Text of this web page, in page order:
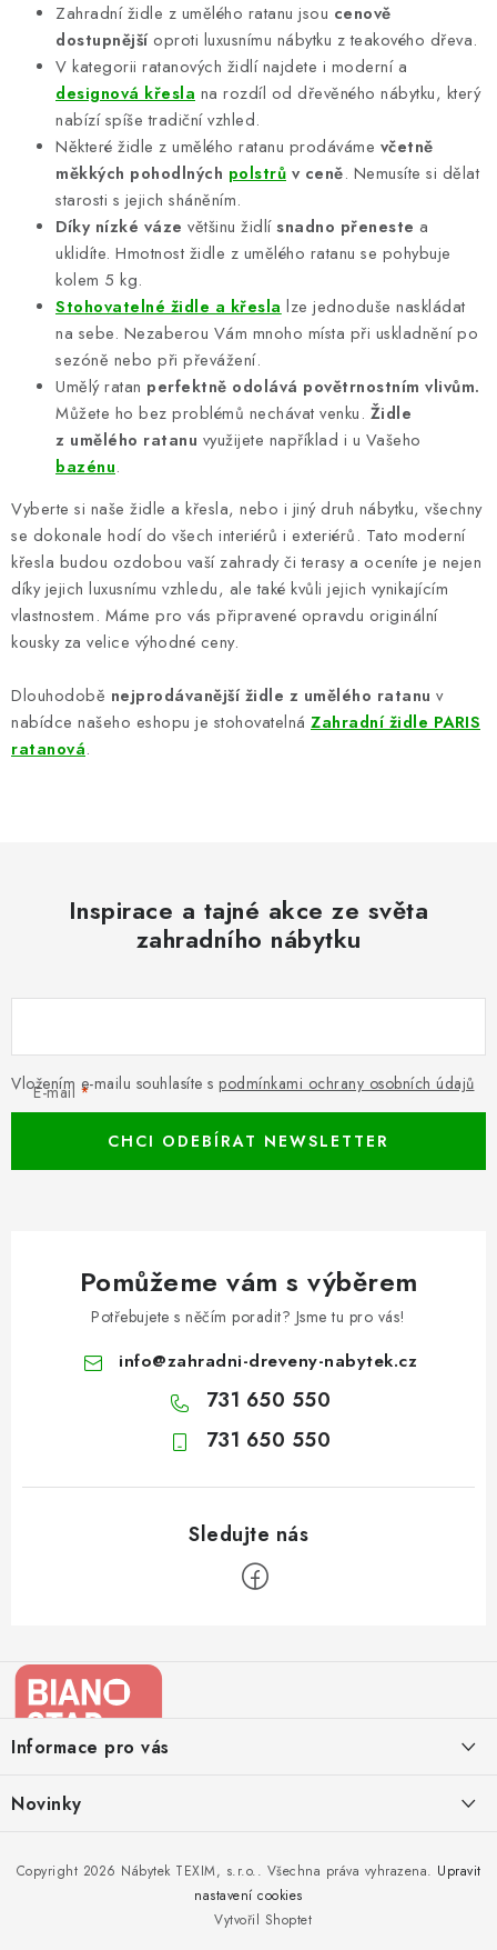
Zahradní židle z umělého ratanu jsou cenově
dostupnějšíoproti luxusnímu nábytku z teakového dřeva.
V kategorii ratanových židlí najdete i moderní a
designová křesla na rozdíl od dřevěného nábytku, který
nabízí spíše tradiční vzhled.
Některé židle z umělého ratanu prodáváme včetně
měkkých pohodlných polstrů v ceně. Nemusíte si dělat
starosti s jejich sháněním.
Díky nízké váze většinu židlísnadno přeneste a
uklidíte. Hmotnost židle z umělého ratanu se pohybuje
kolem 5 kg.
Stohovatelné židle a křesla lze jednoduše naskládat
na sebe. Nezaberou Vám mnoho místa při uskladnění po
sezóně nebo při převážení.
Umělý ratan perfektně odolává povětrnostním vlivům.
Můžete ho bez problémů nechávat venku. Židle
z umělého ratanu využijete například i u Vašeho
bazénu.
Vyberte si naše židle a křesla, nebo i jiný druh nábytku, všechny
se dokonale hodí do všech interiérů i exteriérů. Tato moderní
křesla budou ozdobou vaší zahrady či terasy a oceníte je nejen
díky jejich luxusnímu vzhledu, ale také kvůli jejich vynikajícím
vlastnostem. Máme pro vás připravené opravdu originální
kousky za velice výhodné ceny.
Dlouhodobě nejprodávanější židle z umělého ratanu v
nabídce našeho eshopu je stohovatelná Zahradní židle PARIS
ratanová.
Inspirace a tajné akce ze světa
zahradního nábytku
E-mail
Vložením e-mailu souhlasíte s podmínkami ochrany osobních údajů
CHCI ODEBÍRAT NEWSLETTER
Pomůžeme vám s výběrem
Potřebujete s něčím poradit? Jsme tu pro vás!
info@zahradni-dreveny-nabytek.cz
731 650 550
731 650 550
aInformace pro vás
Kontakty
Doprava nábytku k Vám
Novinky
to!
Nakupujte zahradní nábytek i v ziměVytvořil Shoptet
Copyright 2026 Nábytek TEXIM, s.r.o.. Všechna práva vyhrazena. Upravit
nastavení cookies